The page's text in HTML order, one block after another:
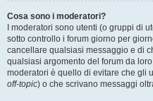
Cosa sono i moderatori?
I moderatori sono utenti (o gruppi di
sotto controllo i forum giorno per
cancellare qualsiasi messaggio e di
qualsiasi argomento del forum da
moderatori è quello di evitare che gli
off-topic) o che scrivano messaggi